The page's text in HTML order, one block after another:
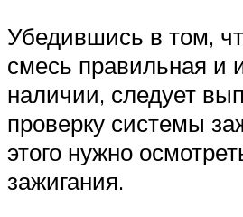
Убедившись в том,
смесь правильная и
наличии, следует
проверку системы
этого нужно
зажигания.